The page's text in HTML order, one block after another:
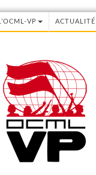
L’OCML-VP ACTUALITÉ